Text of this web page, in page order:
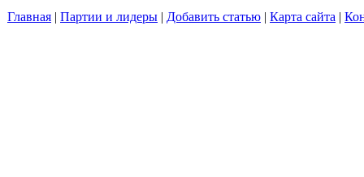
Главная | Партии и лидеры | Добавить статью | Карта сайта |